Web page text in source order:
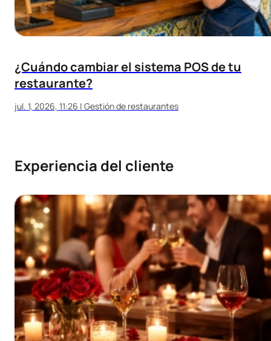
¿Cuándo cambiar el sistema POS de tu
restaurante?
jul. 1, 2026, 11:26 | Gestión de restaurantes
Experiencia del cliente